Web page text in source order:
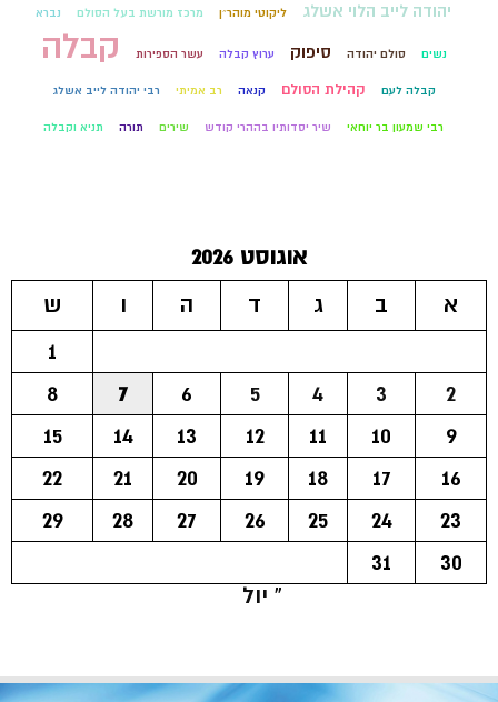
יהודה לייב הלוי אשלג ליקוטי מוהר״ן מרכז מורשת בעל הסולם נברא
נשים סולם יהודה סיפוק ערוץ קבלה עשר הספירות קבלה
קבלה לעם קהילת הסולם קנאה רב אמיתי רבי יהודה לייב אשלג
רבי שמעון בר יוחאי שיר יסדותיו בההרי קודש שירים תורה תניא וקבלה
אוגוסט 2026
א
ב ג ד ה ו
ש
1
2
3
4
5
6
7
8
9
10
11
12
13
14
15
16
17
18
19
20
21
22
23
24
25
26
27
28
29
30
31
« יול